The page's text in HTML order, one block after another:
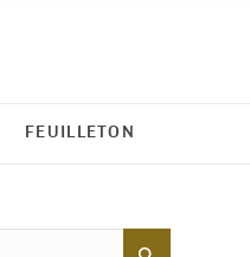
FEUILLETON